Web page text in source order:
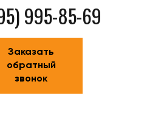
995-85-69
Заказать
обратный
звонок